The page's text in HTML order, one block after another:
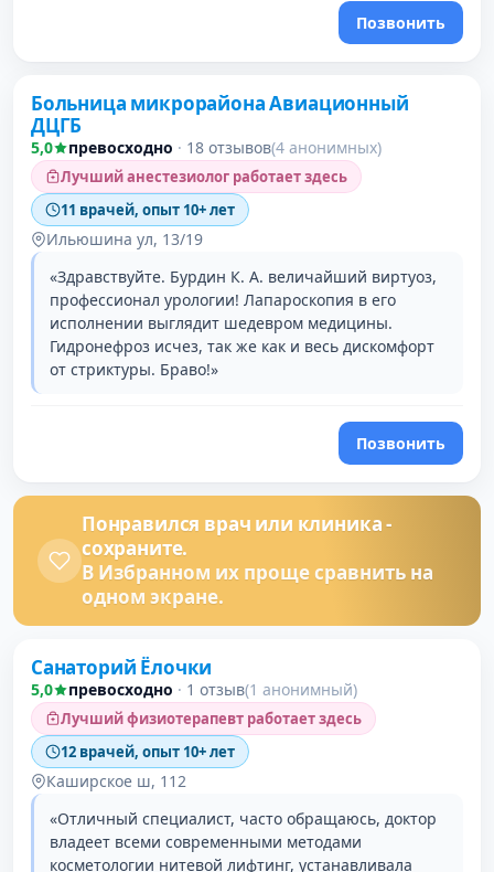
Позвонить
Больница микрорайона Авиационный
ДЦГБ
5,0 превосходно · 18 отзывов(4 анонимных)
Лучший анестезиолог работает здесь
11 врачей, опыт 10+ лет
Ильюшина ул, 13/19
«Здравствуйте. Бурдин К. А. величайший виртуоз,
профессионал урологии! Лапароскопия в его
исполнении выглядит шедевром медицины.
Гидронефроз исчез, так же как и весь дискомфорт
от стриктуры. Браво!»
Позвонить
Понравился врач или клиника -
сохраните.
В Избранном их проще сравнить на
одном экране.
Санаторий Ёлочки
5,0 превосходно · 1 отзыв(1 анонимный)
Лучший физиотерапевт работает здесь
12 врачей, опыт 10+ лет
Каширское ш, 112
«Отличный специалист, часто обращаюсь, доктор
владеет всеми современными методами
косметологии нитевой лифтинг, устанавливала